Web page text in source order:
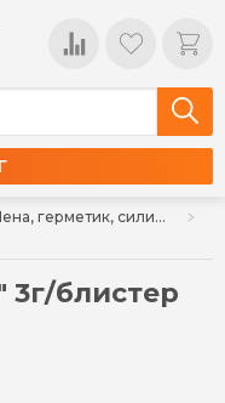
Пена, герметик, силикон, клей, алебастр
3г/блистер